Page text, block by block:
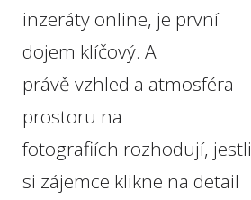
inzeráty online, je první
dojem klíčový. A
právě vzhled a atmosféra
prostoru na
fotografiích rozhodují, jestli
si zájemce klikne na detail